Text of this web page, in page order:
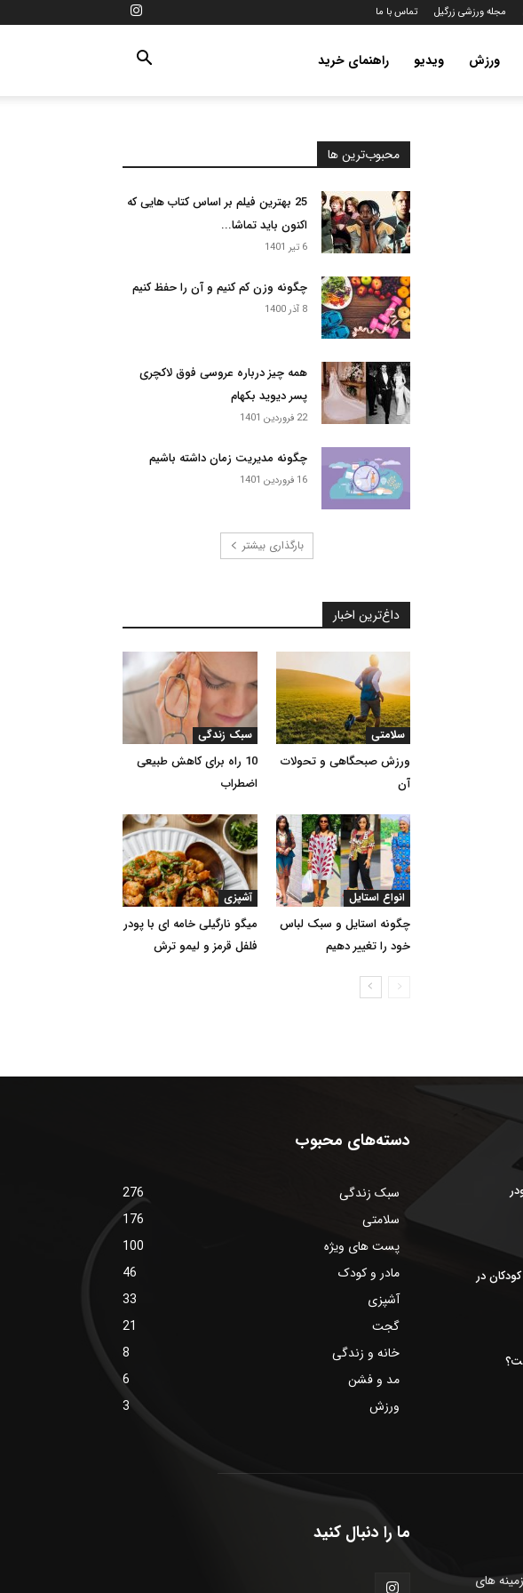
مجله ورزشی زرگیل تماس با ما
ورزش ویدیو راهنمای خرید
محبوب‌ترین ها
25 بهترین فیلم بر اساس کتاب هایی که
اکنون باید تماشا...
6 تیر 1401
چگونه وزن کم کنیم و آن را حفظ کنیم
8 آذر 1400
همه چیز درباره عروسی فوق لاکچری
پسر دیوید بکهام
22 فروردین 1401
چگونه مدیریت زمان داشته باشیم
16 فروردین 1401
بارگذاری بیشتر
داغ‌ترین اخبار
سبک زندگی
10 راه برای کاهش طبیعی
اضطراب
سلامتی
ورزش صبحگاهی و تحولات
آن
آشپزی
میگو نارگیلی خامه ای با پودر
فلفل قرمز و لیمو ترش
انواع استایل
چگونه استایل و سبک لباس
خود را تغییر دهیم
در
دسته‌های محبوب
سبک زندگی
276
سلامتی
176
پست های ویژه
100
مادر و کودک
46
آشپزی
33
گجت
21
خانه و زندگی
8
مد و فشن
6
ورزش
3
های
ما را دنبال کنید